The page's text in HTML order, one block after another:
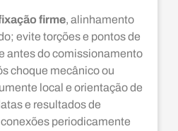
firme, alinhamento
evite torções e pontos de
antes do comissionamento
choque mecânico ou
local e orientação de
e resultados de
periodicamente